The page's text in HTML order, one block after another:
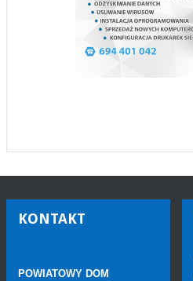
KONTAKT
POWIATOWY DOM